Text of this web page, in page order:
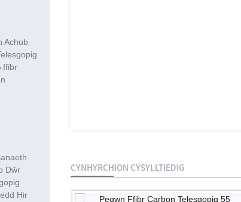
Achub
ffibr
Dŵr
Hir
CYNHYRCHION CYSYLLTIEDIG